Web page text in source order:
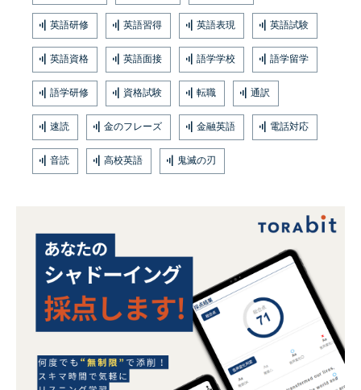
英語研修 英語習得 英語表現 英語試験
英語資格 英語面接 語学学校 語学留学
語学研修 資格試験 転職 通訳
速読 金のフレーズ 金融英語 電話対応
音読 高校英語 鬼滅の刃